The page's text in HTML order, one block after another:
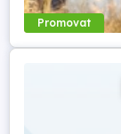
Promovat